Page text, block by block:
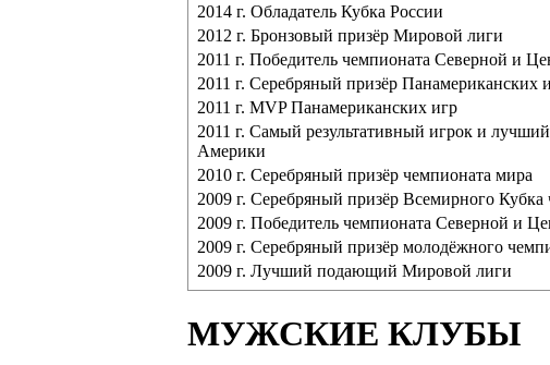
2014 г. Обладатель Кубка России
2012 г. Бронзовый призёр Мировой лиги
2011 г. Победитель чемпионата Северной и
2011 г. Серебряный призёр Панамериканских
2011 г. MVP Панамериканских игр
2011 г. Самый результативный игрок и
Америки
2010 г. Серебряный призёр чемпионата мира
2009 г. Серебряный призёр Всемирного Кубка
2009 г. Победитель чемпионата Северной и
2009 г. Серебряный призёр молодёжного
2009 г. Лучший подающий Мировой лиги
МУЖСКИЕ КЛУБЫ